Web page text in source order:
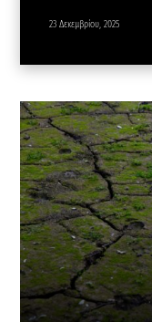
23 Δεκεμβρίου, 2025